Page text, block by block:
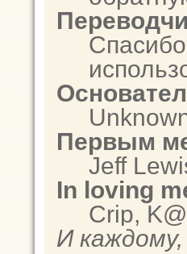
Первым
Jeff
In loving
Crip,
И